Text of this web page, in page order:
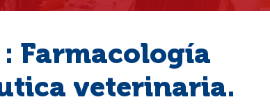
Farmacología
veterinaria.